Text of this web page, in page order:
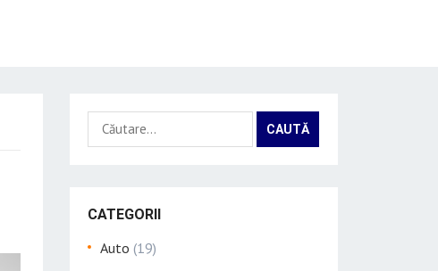
Caută
după:
CATEGORII
Auto (19)